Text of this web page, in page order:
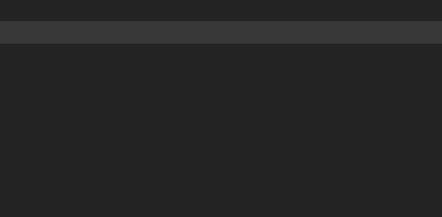
しく認識し、管理すべきものと捉え、投資の安全性を最大限に確